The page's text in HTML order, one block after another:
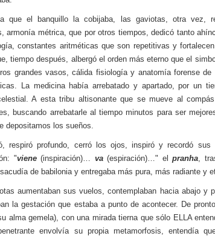
que el banquillo la cobijaba, las gaviotas, otra vez,
armonía métrica, que por otros tiempos, dedicó tanto
constantes aritméticas que son repetitivas y
tiempo después, albergó el orden más eterno que el
grandes vasos, cálida fisiología y anatomía forense
La medicina había arrebatado y apartado, por un
A esta tribu altisonante que se mueve al
buscando arrebatarle al tiempo minutos para ser
depositamos los sueños.
respiró profundo, cerró los ojos, inspiró y recordó sus
"viene(inspiración)… va(espiración)…" el pranha,
de babilonia y entregaba más pura, más radiante y
aumentaban sus vuelos, contemplaban hacia abajo y
la gestación que estaba a punto de acontecer. De
alma gemela), con una mirada tierna que sólo ELLA
envolvía su propia metamorfosis, entendía